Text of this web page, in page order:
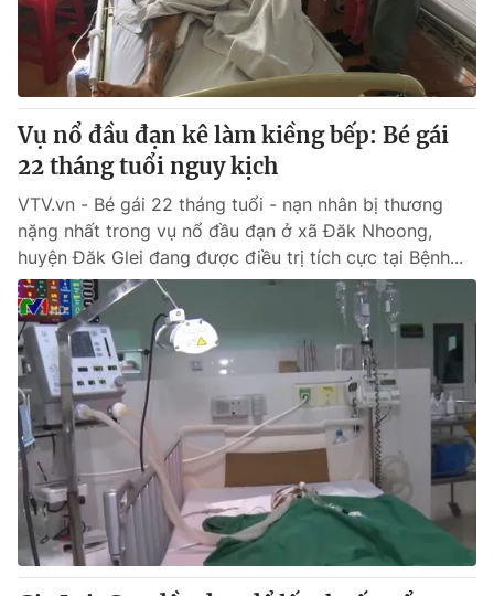
VTV Sức khoẻ Bất động sản
Thị trường 24h Tấm lòng Việt
VTV4 Vươn mình bằng AI
VTV9 VTV8
Liên hệ tòa soạn
THỜI BÁO VTV
Theo dõi báo trên
Cơ quan chủ quản:
Đài Truyền hình Việt Nam
Cơ quan báo chí:Thời báo VTV
Vụ nổ đầu đạn kê làm kiềng bếp: Bé gái
22 tháng tuổi nguy kịch
VTV.vn - Bé gái 22 tháng tuổi - nạn nhân bị thương
nặng nhất trong vụ nổ đầu đạn ở xã Đăk Nhoong,
huyện Đăk Glei đang được điều trị tích cực tại Bệnh...